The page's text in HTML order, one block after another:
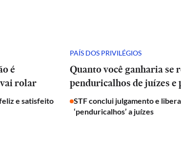
é
rolar
e satisfeito
PAÍS DOS PRIVILÉGIOS
Quanto você ganharia se
penduricalhos de juízes
STF conclui julgamento e
‘penduricalhos’ a juízes